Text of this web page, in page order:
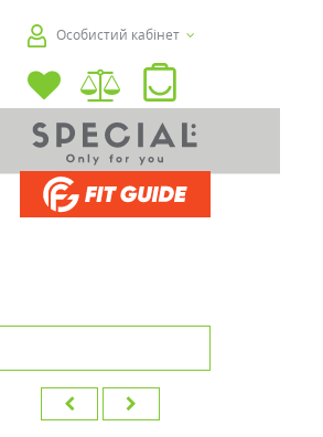
Особистий кабінет